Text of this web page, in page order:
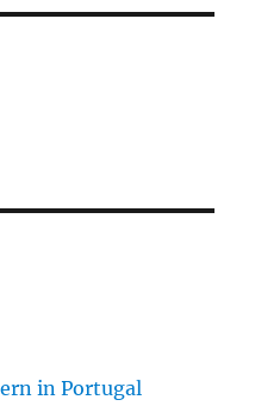
in Portugal